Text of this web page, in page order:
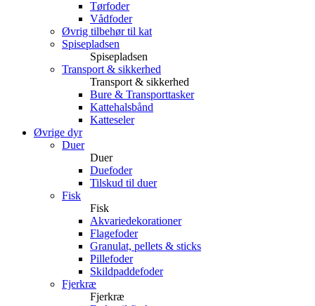
Tørfoder
Vådfoder
Øvrig tilbehør til kat
Spisepladsen
Spisepladsen
Transport & sikkerhed
Transport & sikkerhed
Bure & Transporttasker
Kattehalsbånd
Katteseler
Øvrige dyr
Duer
Duer
Duefoder
Tilskud til duer
Fisk
Fisk
Akvariedekorationer
Flagefoder
Granulat, pellets & sticks
Pillefoder
Skildpaddefoder
Fjerkræ
Fjerkræ